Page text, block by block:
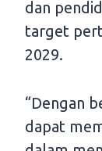
dan
target
2029.
“Dengan
dapat